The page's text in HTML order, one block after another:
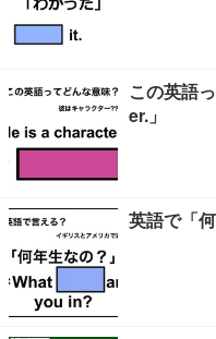
この英語
er.」
英語で「